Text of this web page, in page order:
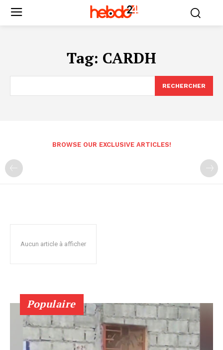
Tag: CARDH
RECHERCHER
BROWSE OUR EXCLUSIVE ARTICLES!
Aucun article à afficher
Populaire